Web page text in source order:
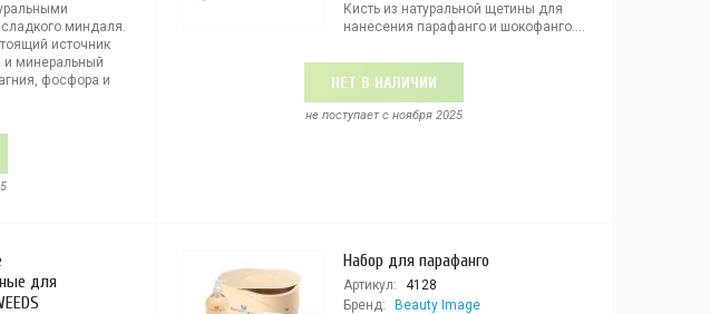
миндаля.
источник
и минеральный
фосфора и
Кисть из натуральной щетины для
нанесения парафанго и шокофанго....
НЕТ В НАЛИЧИИ
не поступает c ноября 2025
для
Набор для парафанго
Артикул:
4128
Бренд:
Beauty Image